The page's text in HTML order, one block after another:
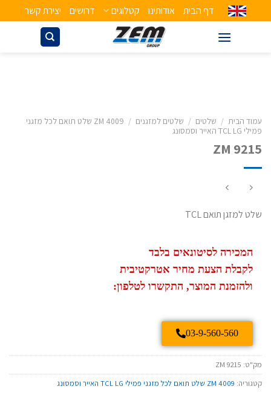
דף הבית אודותינו קטלוגים דרושים יצירת קשר
עמוד הבית / שלטים / שלטים למזגנים /
ZM 4009 שלט תואם לכל מזגני
פמילי TCL LG האייר וסמסונג
ZM 9215
שלט למזגן תואם TCL
המכירה לסיטונאים בלבד
לקבלת הצעת מחיר אטרקטיבית
ולהזמנת המוצר, התקשרו לטלפון:
03-9-560-560
מק"ט: ZM 9215
קטגוריה: ZM 4009 שלט תואם לכל מזגני פמילי TCL LG האייר וסמסונג